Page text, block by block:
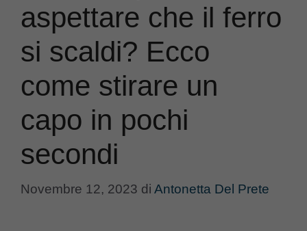
aspettare che il ferro
si scaldi? Ecco
come stirare un
capo in pochi
secondi
Novembre 12, 2023 di Antonetta Del Prete